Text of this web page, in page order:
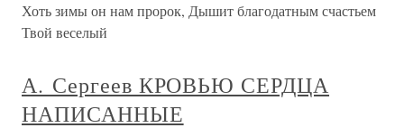
Хоть зимы он нам пророк, Дышит благодатным счастьем
Твой веселый
А. Сергеев КРОВЬЮ СЕРДЦА
НАПИСАННЫЕ